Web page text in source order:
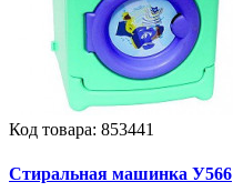
Код товара: 853441
Стиральная машинка У566